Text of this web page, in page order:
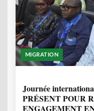
MIGRATION
Journée
PRÉSENT POUR
ENGAGEMENT